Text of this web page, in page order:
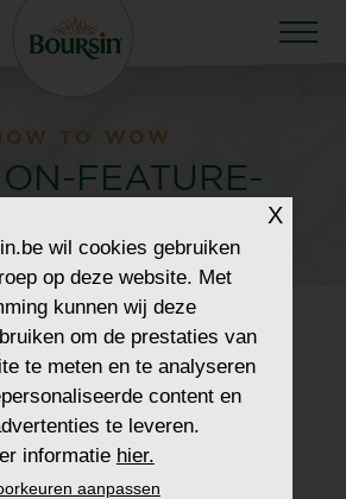
TO WOW
FEATURE-
PEPPER2
X
wil cookies gebruiken
op deze website. Met
kunnen wij deze
om de prestaties van
te meten en te analyseren
content en
te leveren.
informatie hier.
aanpassen